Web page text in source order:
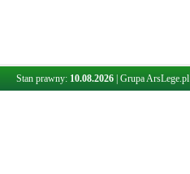
Stan prawny: 10.08.2026 Grupa ArsLege.pl